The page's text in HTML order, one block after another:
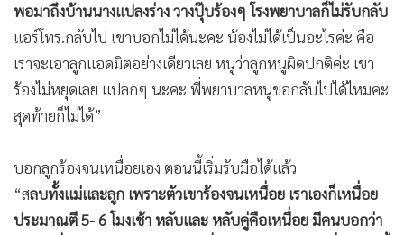
พอมาถึงบ้านนางแปลงร่าง วางปุ๊บร้องๆ โรงพยาบาลก็ไม่รับกลับ
แอร์โทร.กลับไป เขาบอกไม่ได้นะคะ น้องไม่ได้เป็นอะไรค่ะ คือ
เราจะเอาลูกแอดมิตอย่างเดียวเลย หนูว่าลูกหนูผิดปกติค่ะ เขา
ร้องไม่หยุดเลย แปลกๆ นะคะ พี่พยาบาลหนูขอกลับไปได้ไหมคะ
สุดท้ายก็ไม่ได้”
บอกลูกร้องจนเหนื่อยเอง ตอนนี้เริ่มรับมือได้แล้ว
“สลบทั้งแม่และลูก เพราะตัวเขาร้องจนเหนื่อย เราเองก็เหนื่อย
ประมาณตี 5- 6 โมงเช้า หลับและ หลับคู่คือเหนื่อย มีคนบอกว่า